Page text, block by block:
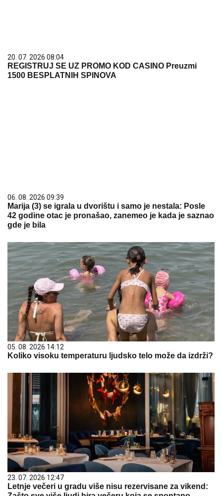
20. 07. 2026 08:04
REGISTRUJ SE UZ PROMO KOD CASINO Preuzmi
1500 BESPLATNIH SPINOVA
06. 08. 2026 09:39
Marija (3) se igrala u dvorištu i samo je nestala: Posle
42 godine otac je pronašao, zanemeo je kada je saznao
gde je bila
05. 08. 2026 14:12
Koliko visoku temperaturu ljudsko telo može da izdrži?
23. 07. 2026 12:47
Letnje večeri u gradu više nisu rezervisane za vikend: